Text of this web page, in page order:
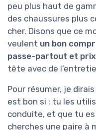
peu plus haut de
des chaussures plus
cher. Disons que ce
veulent un bon
passe-partout et
tête avec de
Pour résumer, je
est bon si : tu les
conduite, et que tu
cherches une paire à